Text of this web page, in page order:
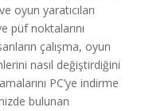
oyun yaratıcıları
püf noktalarını
çalışma, oyun
nasıl değiştirdiğini
PC’ye indirme
bulunan